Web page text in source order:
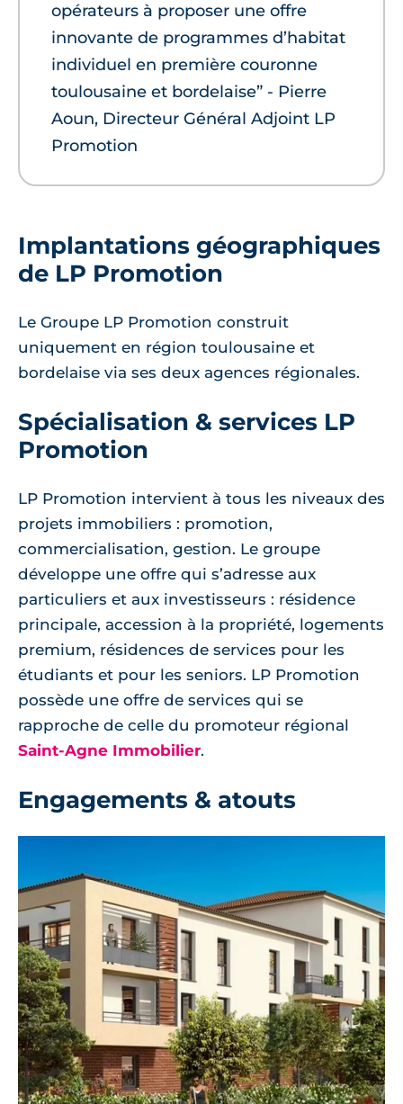
opérateurs à proposer une offre
innovante de programmes d’habitat
individuel en première couronne
toulousaine et bordelaise” - Pierre
Aoun, Directeur Général Adjoint LP
Promotion
Implantations géographiques
de LP Promotion
Le Groupe LP Promotion construit
uniquement en région toulousaine et
bordelaise via ses deux agences régionales.
Spécialisation & services LP
Promotion
LP Promotion intervient à tous les niveaux des
projets immobiliers : promotion,
commercialisation, gestion. Le groupe
développe une offre qui s’adresse aux
particuliers et aux investisseurs : résidence
principale, accession à la propriété, logements
premium, résidences de services pour les
étudiants et pour les seniors. LP Promotion
possède une offre de services qui se
rapproche de celle du promoteur régional
Saint-Agne Immobilier.
Engagements & atouts